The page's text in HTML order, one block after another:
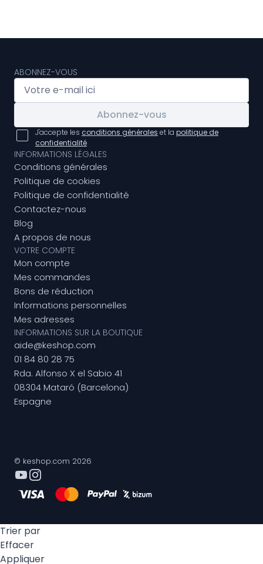
ABONNEZ-VOUS
Abonnez-vous
J'accepte les conditions générales et la politique de
confidentialité
INFORMATIONS LÉGALES
Conditions générales
Politique de cookies
Politique de confidentialité
Contactez-nous
Blog
A propos de nous
VOTRE COMPTE
Mon compte
Mes commandes
Bons de réduction
Informations personnelles
Mes adresses
INFORMATIONS SUR LA BOUTIQUE
aide@keshop.com
01 84 80 28 75
Rda. Alfonso X el Sabio 41
08304 Mataró (Barcelona)
Espagne
© keshop.com 2026
Trier par
Effacer
Appliquer